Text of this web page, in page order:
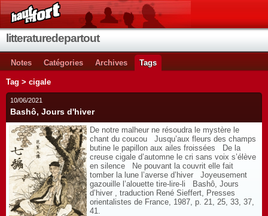
litteraturedepartout
Notes Catégories Archives Tags
Tag > cigale
10/06/2021
Bashô, Jours d'hiver
De notre malheur ne résoudra le mystère le
chant du coucou Jusqu’aux fleurs des champs
butine le papillon aux ailes froissées De la
creuse cigale d’automne le cri sans voix s’élève
en silence Ne pouvant la couvrit elle fait
tomber la lune l’averse d’hiver Joyeusement
gazouille l’alouette tire-lire-li Bashô, Jours
d’hiver , traduction René Sieffert, Presses
orientalistes de France, 1987, p. 21, 25, 33, 37,
41.